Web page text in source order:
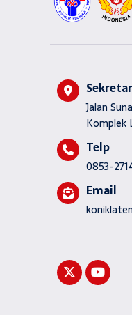
Jalan
Komplek
Telp
0853-
Email